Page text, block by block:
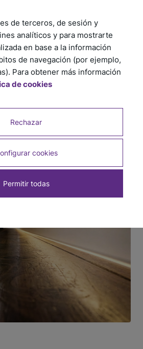
de terceros, de sesión y
analíticos y para mostrarte
en base a la información
de navegación (por ejemplo,
Para obtener más información
de cookies
Rechazar
cookies
Permitir todas